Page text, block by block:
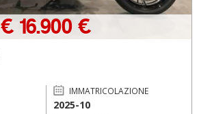
€ 16.900 €
IMMATRICOLAZIONE
2025-10